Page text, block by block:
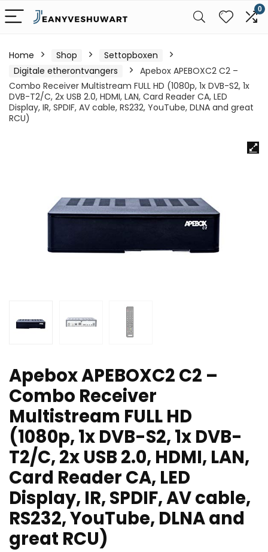
0
Home Shop
Settopboxen
Digitale etherontvangers
Apebox APEBOXC2 C2 –
Combo Receiver Multistream FULL HD (1080p, 1x DVB-S2, 1x
DVB-T2/C, 2x USB 2.0, HDMI, LAN, Card Reader CA, LED
Display, IR, SPDIF, AV cable, RS232, YouTube, DLNA and great
RCU)
Apebox APEBOXC2 C2 –
Combo Receiver
Multistream FULL HD
(1080p, 1x DVB-S2, 1x DVB-
T2/C, 2x USB 2.0, HDMI, LAN,
Card Reader CA, LED
Display, IR, SPDIF, AV cable,
RS232, YouTube, DLNA and
great RCU)